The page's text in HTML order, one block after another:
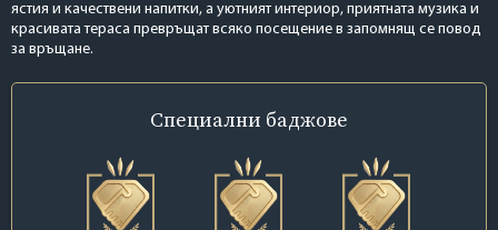
ястия и качествени напитки, а уютният интериор, приятната музика и
красивата тераса превръщат всяко посещение в запомнящ се повод
за връщане.
Специални баджове